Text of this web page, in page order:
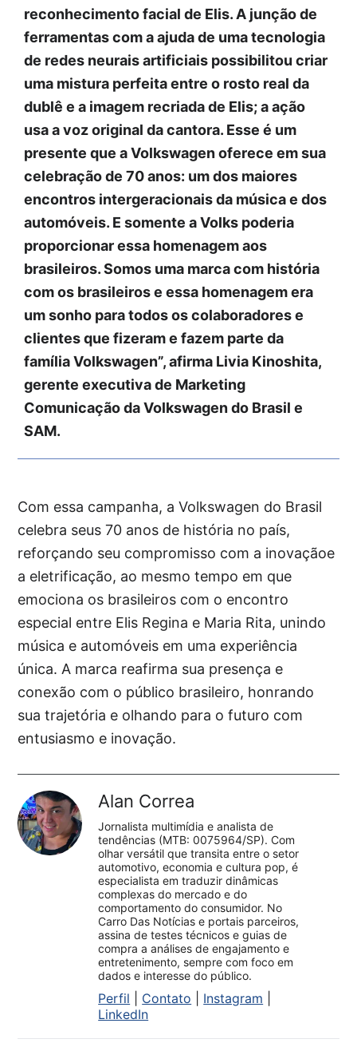
reconhecimento facial de Elis. A junção de
ferramentas com a ajuda de uma tecnologia
de redes neurais artificiais possibilitou criar
uma mistura perfeita entre o rosto real da
dublê e a imagem recriada de Elis; a ação
usa a voz original da cantora. Esse é um
presente que a Volkswagen oferece em sua
celebração de 70 anos: um dos maiores
encontros intergeracionais da música e dos
automóveis. E somente a Volks poderia
proporcionar essa homenagem aos
brasileiros. Somos uma marca com história
com os brasileiros e essa homenagem era
um sonho para todos os colaboradores e
clientes que fizeram e fazem parte da
família Volkswagen”, afirma Livia Kinoshita,
gerente executiva de Marketing
Comunicação da Volkswagen do Brasil e
SAM.
Com essa campanha, a Volkswagen do Brasil
celebra seus 70 anos de história no país,
reforçando seu compromisso com a inovaçãoe
a eletrificação, ao mesmo tempo em que
emociona os brasileiros com o encontro
especial entre Elis Regina e Maria Rita, unindo
música e automóveis em uma experiência
única. A marca reafirma sua presença e
conexão com o público brasileiro, honrando
sua trajetória e olhando para o futuro com
entusiasmo e inovação.
Alan Correa
Jornalista multimídia e analista de
tendências (MTB: 0075964/SP). Com
olhar versátil que transita entre o setor
automotivo, economia e cultura pop, é
especialista em traduzir dinâmicas
complexas do mercado e do
comportamento do consumidor. No
Carro Das Notícias e portais parceiros,
assina de testes técnicos e guias de
compra a análises de engajamento e
entretenimento, sempre com foco em
dados e interesse do público.
Perfil Contato Instagram
LinkedIn